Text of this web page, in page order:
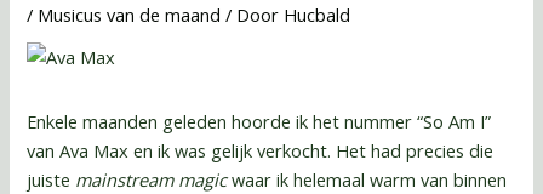
/ Musicus van de maand / Door Hucbald
Enkele maanden geleden hoorde ik het nummer “So Am I”
van Ava Max en ik was gelijk verkocht. Het had precies die
juiste mainstream magicwaar ik helemaal warm van binnen